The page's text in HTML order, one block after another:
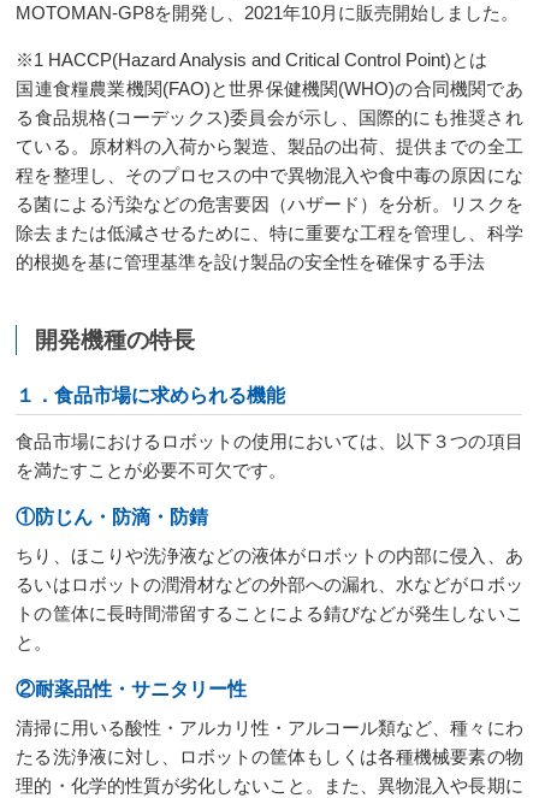
MOTOMAN-GP8を開発し、2021年10月に販売開始しました。
※1 HACCP(Hazard Analysis and Critical Control Point)とは
国連食糧農業機関(FAO)と世界保健機関(WHO)の合同機関であ
る食品規格(コーデックス)委員会が示し、国際的にも推奨され
ている。原材料の入荷から製造、製品の出荷、提供までの全工
程を整理し、そのプロセスの中で異物混入や食中毒の原因にな
る菌による汚染などの危害要因（ハザード）を分析。リスクを
除去または低減させるために、特に重要な工程を管理し、科学
的根拠を基に管理基準を設け製品の安全性を確保する手法
開発機種の特長
１．食品市場に求められる機能
食品市場におけるロボットの使用においては、以下３つの項目
を満たすことが必要不可欠です。
①防じん・防滴・防錆
ちり、ほこりや洗浄液などの液体がロボットの内部に侵入、あ
るいはロボットの潤滑材などの外部への漏れ、水などがロボッ
トの筐体に長時間滞留することによる錆びなどが発生しないこ
と。
②耐薬品性・サニタリー性
清掃に用いる酸性・アルカリ性・アルコール類など、種々にわ
たる洗浄液に対し、ロボットの筐体もしくは各種機械要素の物
理的・化学的性質が劣化しないこと。また、異物混入や長期に